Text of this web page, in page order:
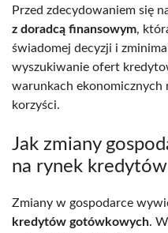
Przed zdecydowaniem się
z doradcą finansowym,
świadomej decyzji i
wyszukiwanie ofert
warunkach ekonomicznych
korzyści.
Jak zmiany
na rynek
Zmiany w gospodarce
kredytów gotówkowych.